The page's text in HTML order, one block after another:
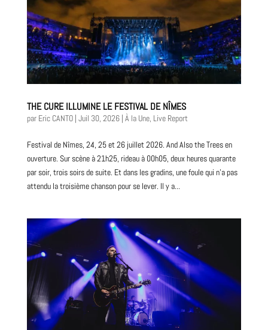
THE CURE ILLUMINE LE FESTIVAL DE NÎMES
par Eric CANTO| Juil 30, 2026| À la Une, Live Report
Festival de Nîmes, 24, 25 et 26 juillet 2026. And Also the Trees en
ouverture. Sur scène à 21h25, rideau à 00h05, deux heures quarante
par soir, trois soirs de suite. Et dans les gradins, une foule qui n’a pas
attendu la troisième chanson pour se lever. Il y a...